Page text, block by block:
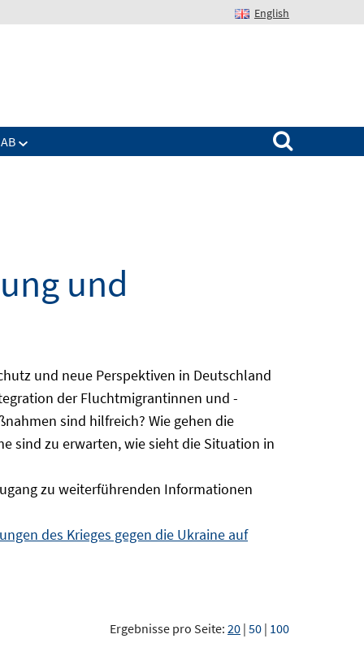
English
Suchen nach:
und
und neue Perspektiven in Deutschland
der Fluchtmigrantinnen und -
sind hilfreich? Wie gehen die
sind zu erwarten, wie sieht die Situation in
zu weiterführenden Informationen
des Krieges gegen die Ukraine auf
Ergebnisse pro Seite: 20 | 50 | 100